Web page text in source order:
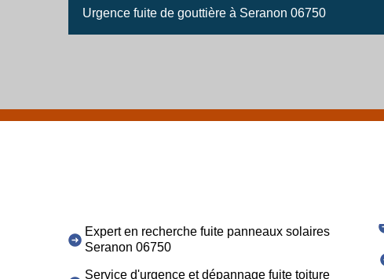
Urgence fuite de gouttière à Seranon 06750
Expert en recherche fuite panneaux solaires
Seranon 06750
Service d'urgence et dépannage fuite toiture